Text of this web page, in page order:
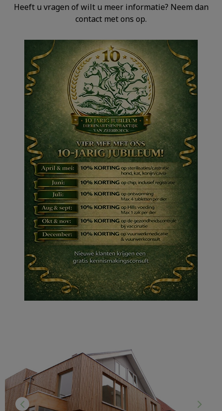
Heeft u vragen of wilt u meer informatie? Neem dan
contact met ons op.